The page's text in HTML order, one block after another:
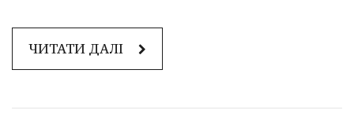
ЧИТАТИ ДАЛІ